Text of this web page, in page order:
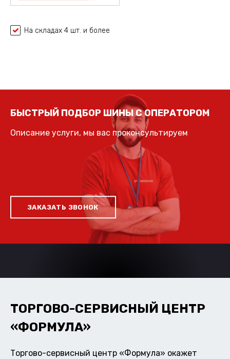
На складах 4 шт. и более
БЫСТРЫЙ ПОДБОР ШИНЫ С ОПЕРАТОРОМ
Описание услуги, мы вас проконсультируем
ЗАКАЗАТЬ ЗВОНОК
ТОРГОВО-СЕРВИСНЫЙ ЦЕНТР
«ФОРМУЛА»
Торгово-сервисный центр «Формула» окажет